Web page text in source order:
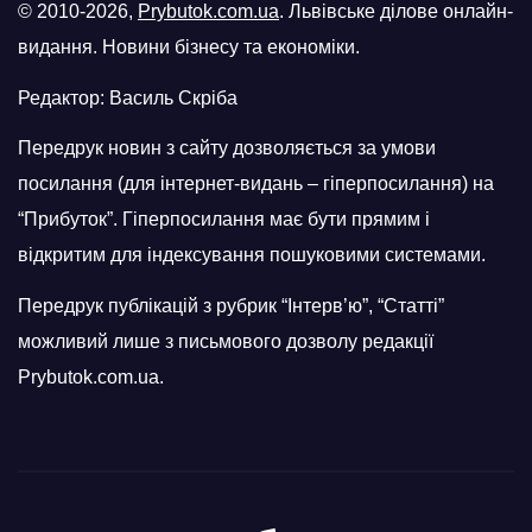
© 2010-2026, Prybutok.com.ua. Львівське ділове онлайн-
видання. Новини бізнесу та економіки.
Редактор: Василь Скріба
Передрук новин з сайту дозволяється за умови
посилання (для інтернет-видань – гіперпосилання) на
“Прибуток”. Гіперпосилання має бути прямим і
відкритим для індексування пошуковими системами.
Передрук публікацій з рубрик “Інтерв’ю”, “Статті”
можливий лише з письмового дозволу редакції
Prybutok.com.ua.